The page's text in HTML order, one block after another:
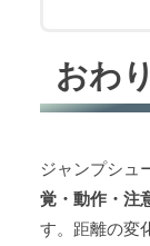
おわ
ジャンプシュ
覚・動作・注
す。距離の変